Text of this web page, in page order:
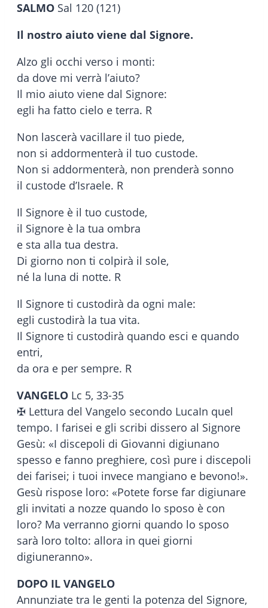
SALMO Sal 120 (121)
Il nostro aiuto viene dal Signore.
Alzo gli occhi verso i monti:
da dove mi verrà l’aiuto?
Il mio aiuto viene dal Signore:
egli ha fatto cielo e terra. R
Non lascerà vacillare il tuo piede,
non si addormenterà il tuo custode.
Non si addormenterà, non prenderà sonno
il custode d’Israele. R
Il Signore è il tuo custode,
il Signore è la tua ombra
e sta alla tua destra.
Di giorno non ti colpirà il sole,
né la luna di notte. R
Il Signore ti custodirà da ogni male:
egli custodirà la tua vita.
Il Signore ti custodirà quando esci e quando
entri,
da ora e per sempre. R
VANGELO Lc 5, 33-35
✠ Lettura del Vangelo secondo LucaIn quel
tempo. I farisei e gli scribi dissero al Signore
Gesù: «I discepoli di Giovanni digiunano
spesso e fanno preghiere, così pure i discepoli
dei farisei; i tuoi invece mangiano e bevono!».
Gesù rispose loro: «Potete forse far digiunare
gli invitati a nozze quando lo sposo è con
loro? Ma verranno giorni quando lo sposo
sarà loro tolto: allora in quei giorni
digiuneranno».
DOPO IL VANGELO
Annunziate tra le genti la potenza del Signore,